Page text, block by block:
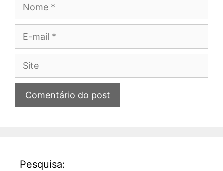
Site
Pesquisa: